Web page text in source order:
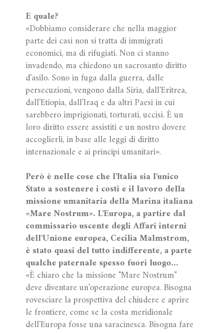
E quale?
«Dobbiamo considerare che nella maggior
parte dei casi non si tratta di immigrati
economici, ma di rifugiati. Non ci stanno
invadendo, ma chiedono un sacrosanto diritto
d'asilo. Sono in fuga dalla guerra, dalle
persecuzioni, vengono dalla Siria, dall'Eritrea,
dall'Etiopia, dall'Iraq e da altri Paesi in cui
sarebbero imprigionati, torturati, uccisi. È un
loro diritto essere assistiti e un nostro dovere
accoglierli, in base alle leggi di diritto
internazionale e ai principi umanitari».
Però è nelle cose che l'Italia sia l'unico
Stato a sostenere i costi e il lavoro della
missione umanitaria della Marina italiana
«Mare Nostrum». L'Europa, a partire dal
commissario uscente degli Affari interni
dell'Unione europea, Cecilia Malmstrom,
è stato quasi del tutto indifferente, a parte
qualche paternale spesso fuori luogo…
«È chiaro che la missione "Mare Nostrum"
deve diventare un'operazione europea. Bisogna
rovesciare la prospettiva del chiudere e aprire
le frontiere, come se la costa meridionale
dell'Europa fosse una saracinesca. Bisogna fare